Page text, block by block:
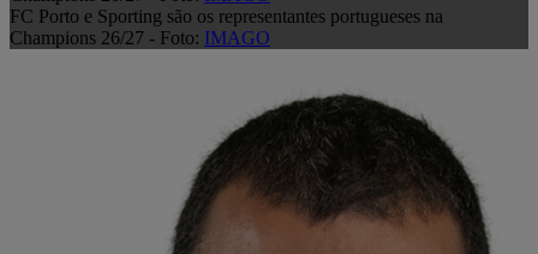
FC Porto e Sporting são os representantes portugueses na
Champions 26/27 - Foto: IMAGO